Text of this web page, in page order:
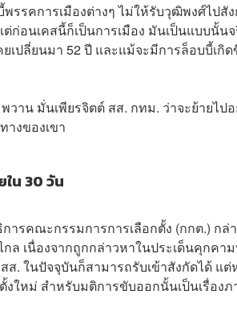
รรคการเมืองต่างๆ ไม่ให้รับวุฒิพงศ์ไปสั
ก่อนเคสนี้ก็เป็นการเมือง มันเป็นแบบนั้น
เปลี่ยนมา 52 ปี และแม้จะมีการล็อบบี้เกิ
าน มั่นเพียรจิตต์ สส. กทม. ว่าจะย้ายไ
างของเขา
น 30 วัน
ารคณะกรรมการการเลือกตั้ง (กกต.) ก
ล เนื่องจากถูกกล่าวหาในประเด็นคุกคา
ส. ในปัจจุบันก็สามารถรับเข้าสังกัดได้
งใหม่ สำหรับมติการขับออกนั้นเป็นเรื่อ